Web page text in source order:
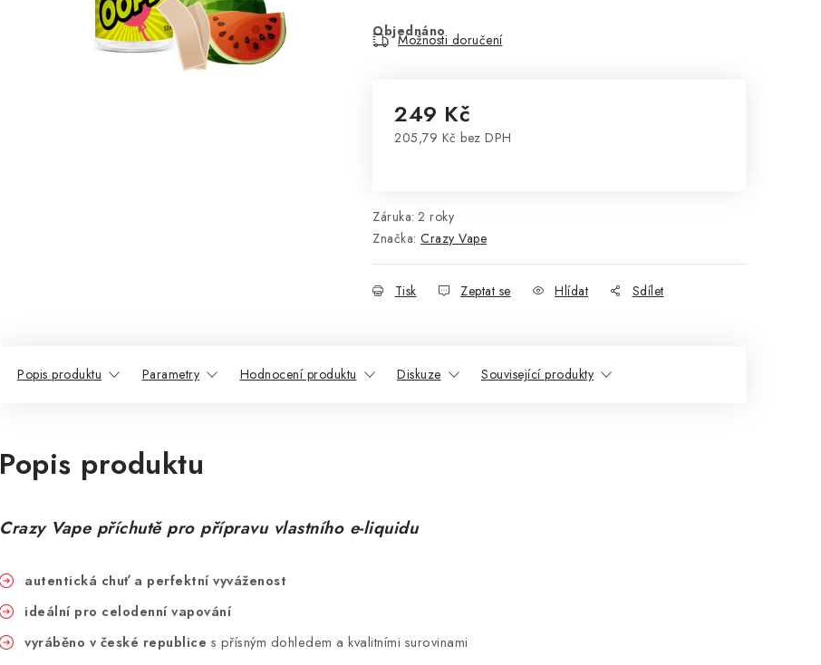
Objednáno
Možnosti doručení
249 Kč
205,79 Kč bez DPH
Záruka: 2 roky
Značka: Crazy Vape
Tisk Zeptat se Hlídat Sdílet
Popis produktu Parametry Hodnocení produktu Diskuze Související produkty
Popis produktu
Crazy Vape příchutě pro přípravu vlastního e-liquidu
autentická chuť a perfektní vyváženost
ideální pro celodenní vapování
vyráběno v české republice s přísným dohledem a kvalitními surovinami